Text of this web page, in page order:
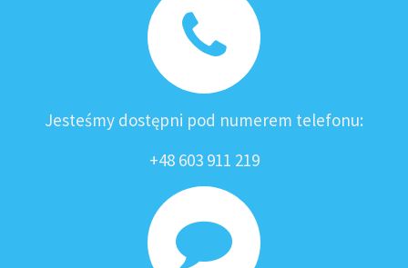
Jesteśmy dostępni pod numerem telefonu:
+48 603 911 219